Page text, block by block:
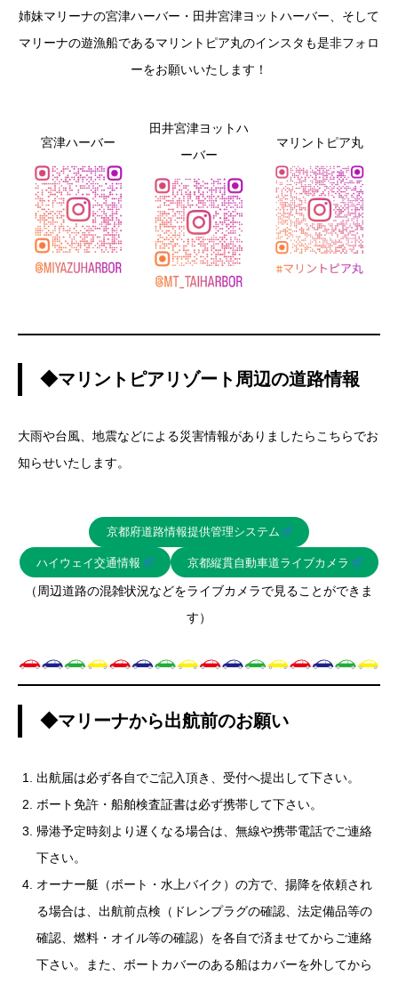
姉妹マリーナの宮津ハーバー・田井宮津ヨットハーバー、そして
マリーナの遊漁船であるマリントピア丸のインスタも是非フォロ
ーをお願いいたします！
宮津ハーバー
田井宮津ヨットハ
ーバー
マリントピア丸
◆マリントピアリゾート周辺の道路情報
大雨や台風、地震などによる災害情報がありましたらこちらでお
知らせいたします。
京都府道路情報提供管理システム
ハイウェイ交通情報 京都縦貫自動車道ライブカメラ
（周辺道路の混雑状況などをライブカメラで見ることができま
す）
◆マリーナから出航前のお願い
出航届は必ず各自でご記入頂き、受付へ提出して下さい。
ボート免許・船舶検査証書は必ず携帯して下さい。
帰港予定時刻より遅くなる場合は、無線や携帯電話でご連絡
下さい。
オーナー艇（ボート・水上バイク）の方で、揚降を依頼され
る場合は、出航前点検（ドレンプラグの確認、法定備品等の
確認、燃料・オイル等の確認）を各自で済ませてからご連絡
下さい。また、ボートカバーのある船はカバーを外してから